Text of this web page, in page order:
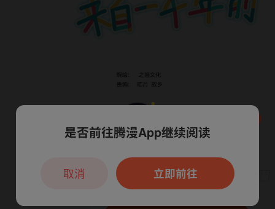
本章节仅支持App阅读，可打开App新用
户7天免费看
是否前往腾漫App继续阅读
立即前往
取消